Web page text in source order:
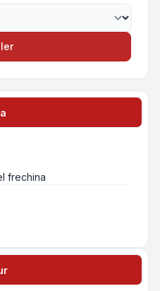
frechina